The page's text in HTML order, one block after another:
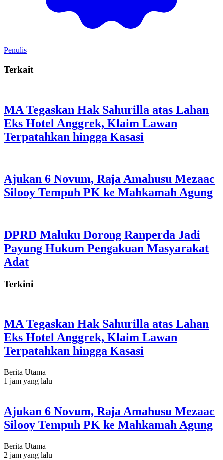
Penulis
Terkait
MA Tegaskan Hak Sahurilla atas Lahan
Eks Hotel Anggrek, Klaim Lawan
Terpatahkan hingga Kasasi
Ajukan 6 Novum, Raja Amahusu Mezaac
Silooy Tempuh PK ke Mahkamah Agung
DPRD Maluku Dorong Ranperda Jadi
Payung Hukum Pengakuan Masyarakat
Adat
Terkini
MA Tegaskan Hak Sahurilla atas Lahan
Eks Hotel Anggrek, Klaim Lawan
Terpatahkan hingga Kasasi
Berita Utama
1 jam yang lalu
Ajukan 6 Novum, Raja Amahusu Mezaac
Silooy Tempuh PK ke Mahkamah Agung
Berita Utama
2 jam yang lalu